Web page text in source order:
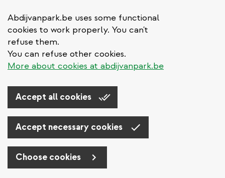
Abdijvanpark.be uses some functional
cookies to work properly. You can't
refuse them.
You can refuse other cookies.
More about cookies at abdijvanpark.be
Accept all cookies
Accept necessary cookies
Choose cookies